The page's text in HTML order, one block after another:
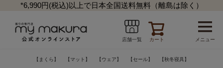
*6,990円(税込)以上で日本全国送料無料（離島は除く）
店舗一覧 カート メニュー
【まくら】 【マット】 【ウェア】 【セール】 【秋冬寝具】